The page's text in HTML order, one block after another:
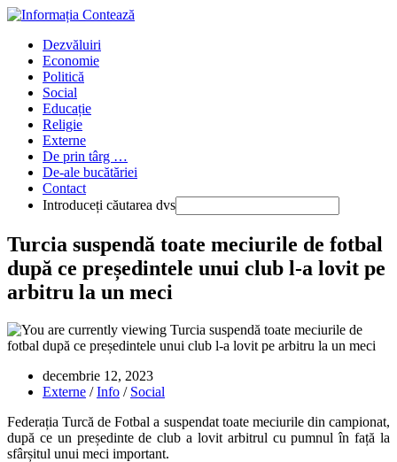
Skip
content
Main
Menu
Dezvăluiri
Economie
Politică
Social
Educație
Religie
Externe
De prin târg …
De-ale bucătăriei
Contact
Introduceți căutarea dvs
Press
Escape
to
close
the
Menu
panel
Turcia suspendă toate meciurile de fotbal
după ce președintele unui club l-a lovit pe
arbitru la un meci
Publicat:
decembrie 12, 2023
Categorie:
Externe / Info / Social
Federația Turcă de Fotbal a suspendat toate meciurile din campionat,
după ce un președinte de club a lovit arbitrul cu pumnul în față la
sfârșitul unui meci important.